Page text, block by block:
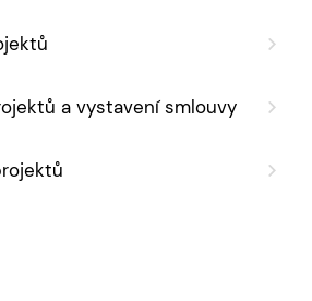
a vystavení smlouvy